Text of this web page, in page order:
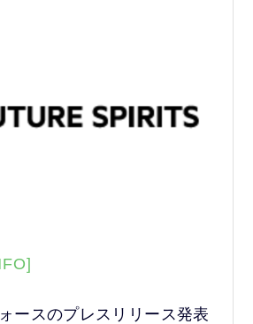
ースのプレスリリース発表